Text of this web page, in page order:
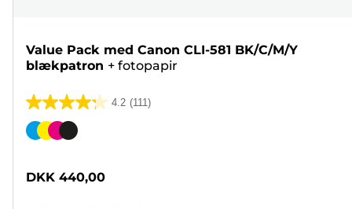
Value Pack med Canon CLI-581 BK/C/M/Y
blækpatron + fotopapir
4.2 (111)
4.2
ud
stjerner.
Farvepatron
DKK 440,00